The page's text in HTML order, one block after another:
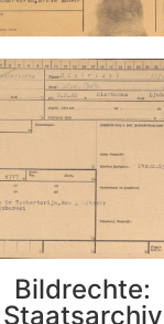
Bildrechte:
Staatsarchiv